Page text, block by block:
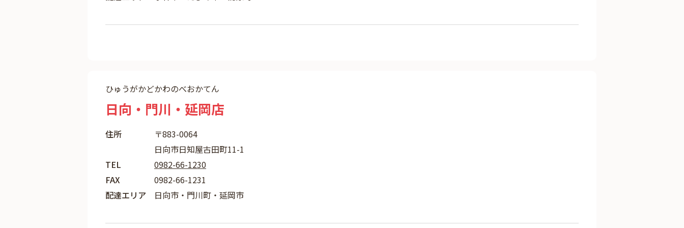
ひゅうがかどかわのべおかてん
日向・門川・延岡店
住所
〒883-0064
日向市日知屋古田町11-1
TEL
0982-66-1230
FAX
0982-66-1231
配達エリア
日向市・門川町・延岡市